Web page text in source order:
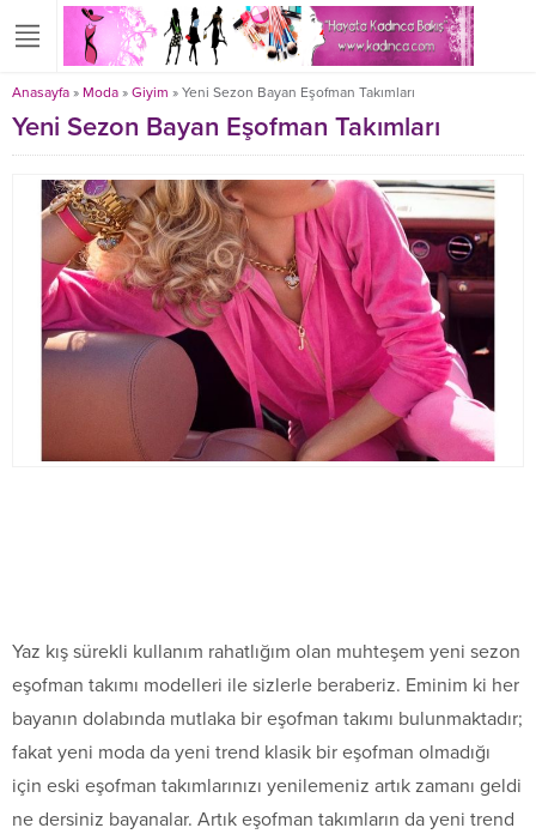
Anasayfa » Moda » Giyim » Yeni Sezon Bayan Eşofman Takımları
Yeni Sezon Bayan Eşofman Takımları
Yaz kış sürekli kullanım rahatlığım olan muhteşem yeni sezon
eşofman takımı modelleri ile sizlerle beraberiz. Eminim ki her
bayanın dolabında mutlaka bir eşofman takımı bulunmaktadır;
fakat yeni moda da yeni trend klasik bir eşofman olmadığı
için eski eşofman takımlarınızı yenilemeniz artık zamanı geldi
ne dersiniz bayanalar. Artık eşofman takımların da yeni trend